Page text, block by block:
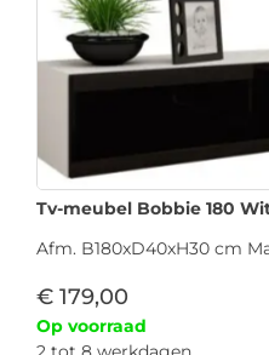
Tv-meubel Bobbie 180
Afm. B180xD40xH30 cm
€ 179,00
Op voorraad